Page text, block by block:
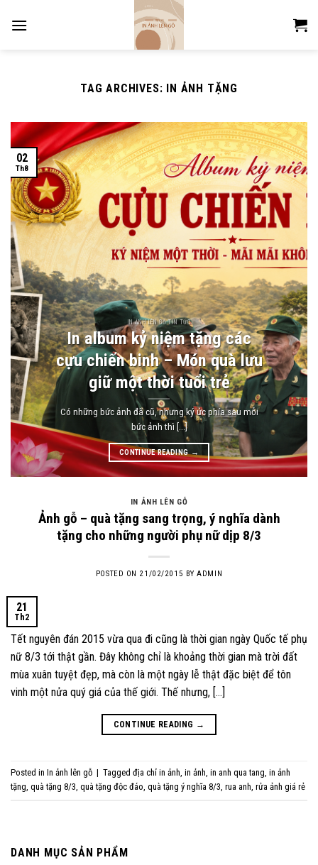
TAG ARCHIVES: IN ẢNH TẶNG
DANH MỤC SẢN PHẨM
IN ẢNH LÊN GỖ TIN TỨC
In album kỷ niệm tặng các
cựu chiến binh – Món quà lưu
giữ một thời tuổi trẻ
Có những bức ảnh đã cũ, nhưng ký ức phía sau mỗi
bức ảnh thì [...]
CONTINUE READING→
02
Th8
IN ẢNH LÊN GỖ
Ảnh gỗ – quà tặng sang trọng, ý nghĩa dành
tặng cho những người phụ nữ dịp 8/3
POSTED ON 21/02/2015 BYADMIN
21
Th2
Tết nguyên đán 2015 vừa qua đi cũng là thời gian ngày Quốc tế phụ
nữ 8/3 tới thật gần. Đây không chỉ là khoảng thời gian mà trời đất
mùa xuân tuyệt đẹp, mà còn là một ngày lễ thật đặc biệt để tôn
vinh một nửa quý giá của thế giới. Thế nhưng, […]
CONTINUE READING →
Posted in In ảnh lên gỗ | Tagged địa chỉ in ảnh in ảnh in anh qua tang in ảnh
tặng quà tặng 8/3 quà tặng độc đáo quà tặng ý nghĩa 8/3 rua anh rửa ảnh giá rẻ